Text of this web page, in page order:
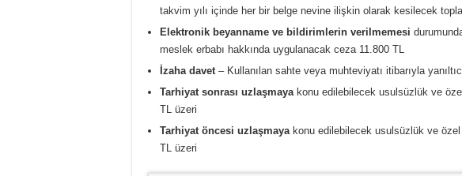
takvim yılı içinde her bir belge nevine ilişkin olarak kesilecek
Elektronik beyanname ve bildirimlerin verilmemesi
meslek erbabı hakkında uygulanacak ceza 11.800 TL
İzaha davet – Kullanılan sahte veya muhteviyatı itibarıyla
Tarhiyat sonrası uzlaşmaya konu edilebilecek usulsüzlük ve
TL üzeri
Tarhiyat öncesi uzlaşmaya konu edilebilecek usulsüzlük ve
TL üzeri